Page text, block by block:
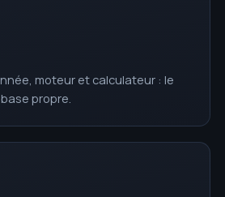
moteur et calculateur : le
propre.